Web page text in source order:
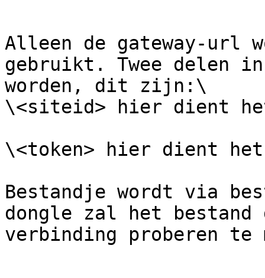
Alleen de gateway-url
gebruikt. Twee delen
worden, dit zijn:\
\<siteid> hier dient
\<token> hier dient
Bestandje wordt via
dongle zal het bestand